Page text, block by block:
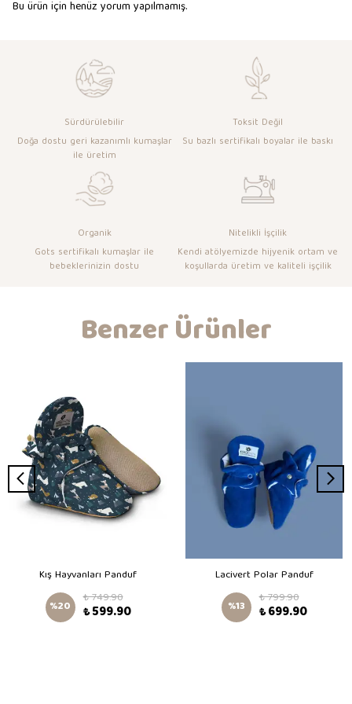
Bu ürün için henüz yorum yapılmamış.
Sürdürülebilir
Doğa dostu geri kazanımlı kumaşlar
ile üretim
Toksit Değil
Su bazlı sertifikalı boyalar ile baskı
Organik
Gots sertifikalı kumaşlar ile
bebeklerinizin dostu
Nitelikli İşçilik
Kendi atölyemizde hijyenik ortam ve
koşullarda üretim ve kaliteli işçilik
Benzer Ürünler
Kış Hayvanları Panduf
%20 ₺ 749.90
₺ 599.90
Lacivert Polar Panduf
%13 ₺ 799.90
₺ 699.90